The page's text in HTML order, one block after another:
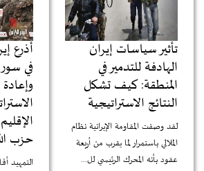
تأثير سياسات إيران
الهادفة للتدمير في
المنطقة: كيف تشكل
النتائج الاستراتيجية
لقد وصفت المقاومة الإيرانية نظام
الملالي باستمرار لما يقرب من أربعة
عقود بأنه المحرك الرئيسي لل...
أذرع
في
حزب
التمهيد